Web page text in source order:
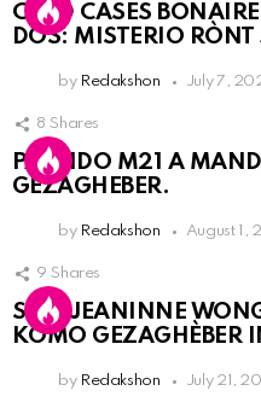
COLD CASES
DOS: MISTERIO
by Redakshon July 7,
8 Shares
PARTIDO M21 A
GEZAGHEBER.
by Redakshon August 1,
9 Shares
SRA. JEANINNE
KOMO GEZAGHÈBER
by Redakshon July 21,